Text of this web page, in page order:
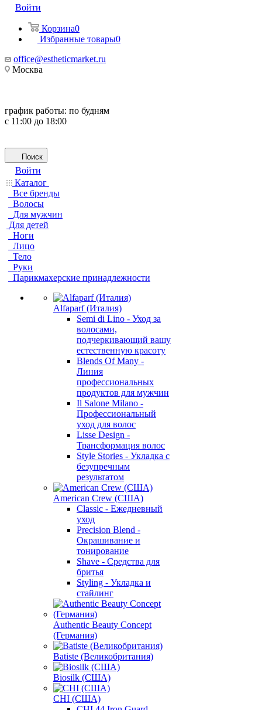
Войти
Корзина0
Избранные товары0
office@estheticmarket.ru
Москва
график работы: по будням
с 11:00 до 18:00
Поиск
Войти
Каталог
Все бренды
Волосы
Для мужчин
Для детей
Ноги
Лицо
Тело
Руки
Парикмахерские принадлежности
Alfaparf (Италия)
Semi di Lino - Уход за
волосами,
подчеркивающий вашу
естественную красоту
Blends Of Many -
Линия
профессиональных
продуктов для мужчин
Il Salone Milano -
Профессиональный
уход для волос
Lisse Design -
Трансформация волос
Style Stories - Укладка с
безупречным
результатом
American Crew (США)
Classic - Ежедневный
уход
Precision Blend -
Окрашивание и
тонирование
Shave - Средства для
бритья
Styling - Укладка и
стайлинг
Authentic Beauty Concept
(Германия)
Batiste (Великобритания)
Biosilk (США)
CHI (США)